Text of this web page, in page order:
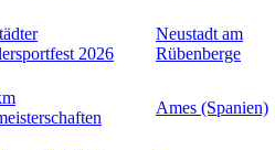
2026
Neustadt am
Rübenberge
Ames (Spanien)